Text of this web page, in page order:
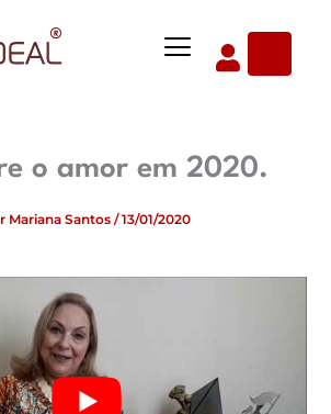
Menu
o amor em 2020.
Mariana Santos /13/01/2020